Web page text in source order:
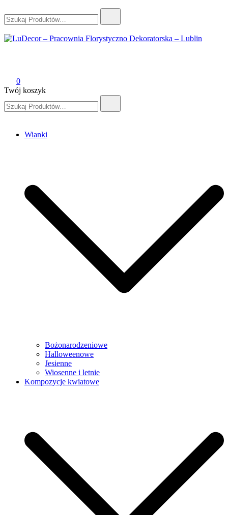
0
Twój koszyk
Wianki
Bożonarodzeniowe
Halloweenowe
Jesienne
Wiosenne i letnie
Kompozycje kwiatowe